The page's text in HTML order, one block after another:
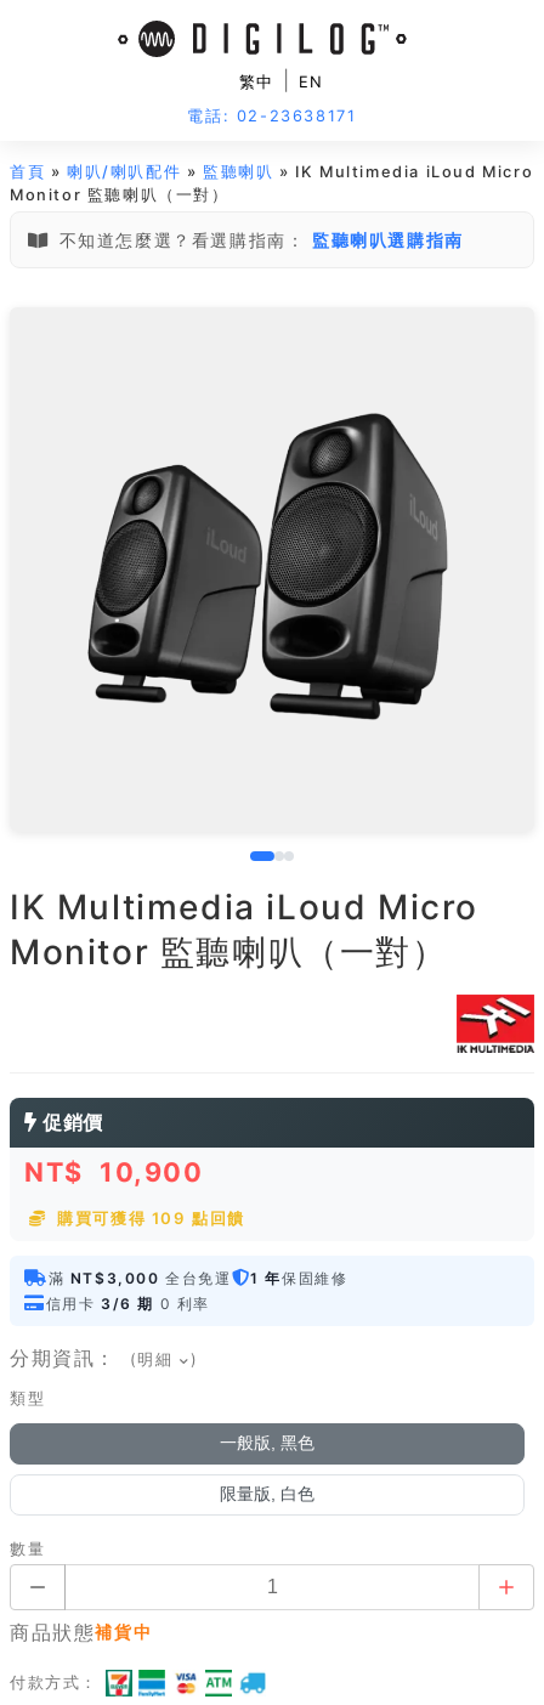
繁中
EN
電話: 02-23638171
首頁 »喇叭/喇叭配件 » 監聽喇叭 » IK Multimedia iLoud Micro
Monitor 監聽喇叭（一對）
不知道怎麼選？看選購指南： 監聽喇叭選購指南
IK Multimedia iLoud Micro
Monitor 監聽喇叭（一對）
促銷價
NT$ 10,900
購買可獲得 109 點回饋
滿 NT$3,000 全台免運 1 年保固維修
信用卡 3/6 期 0 利率
分期資訊： (明細 )
類型
一般版, 黑色
限量版, 白色
數量
商品狀態補貨中
付款方式：